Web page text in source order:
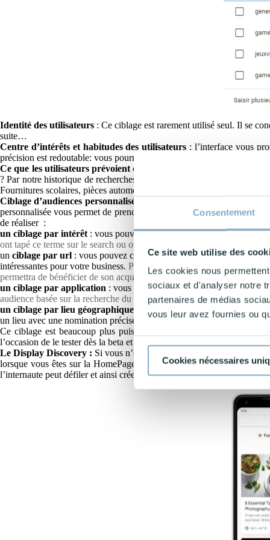
Consentement
Ce site web utilise des
Les cookies nous
sociaux et d'analyser notre
partenaires de médias
vous leur avez fournies ou
Cookies nécessaires
Identité des utilisateurs : Ce ciblage est rarement utilisé seul. Il se
suite…
Centre d’intérêts et habitudes des utilisateurs : l’interface vous
précision est redoutable: vous pourrez ainsi cibler les clients de
Ce que les utilisateurs prévoient d’acheter ou recherchent
? Par notre historique de recherches bien sûr. Les acheteurs Web
Fournitures scolaires, pièces automobiles par marque ou encore
Ciblage d’audiences personnalisées :
Un nouveau type de ciblage
personnalisée vous permet de prendre l’audience d’un site, d’une
de réaliser :
un ciblage par intérêt : vous pouvez ajouter un terme précis ou non
ont tapé ce terme sur le search ou ont consulté des pages web en lien
un ciblage par url : vous pouvez cibler des urls précisent de sites
intéressantes pour votre business. Par exemple : vous pouvez cibler
permettra de bénéficier de son acquisition de trafic pour booster le
un ciblage par application : vous pouvez cibler une ou plusieurs
audience basée sur la recherche du calme, du bien-être et de la sérénité.
un ciblage par lieu géographique : vous pouvez cibler un parc ou
un lieu avec une nomination précise.
Par exemple, vous pouvez
Ce ciblage est beaucoup plus puissant que ce qu’il existait
l’occasion de le tester dès la beta et nous avons développé un process
Le Display Discovery : Si vous n’êtes pas au courant, il y a un
lorsque vous êtes sur la HomePage ou sur YouTube. Mais cela ne
l’internaute peut défiler et ainsi créer plus d’interactions et du coup